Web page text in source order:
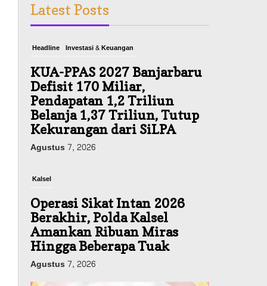
Latest Posts
Headline Investasi & Keuangan
KUA-PPAS 2027 Banjarbaru
Defisit 170 Miliar,
Pendapatan 1,2 Triliun
Belanja 1,37 Triliun, Tutup
Kekurangan dari SiLPA
Agustus 7, 2026
Kalsel
Operasi Sikat Intan 2026
Berakhir, Polda Kalsel
Amankan Ribuan Miras
Hingga Beberapa Tuak
Agustus 7, 2026